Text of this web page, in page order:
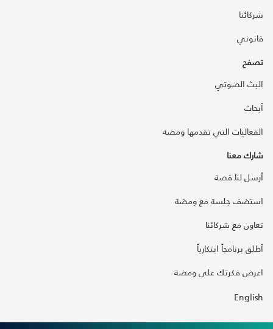
شركائنا
قانوني
تصفح
البث الصوتي
أبحاث
الفعاليات التي تقدمها ومضة
شارك معنا
أرسل لنا قصة
استضف جلسة مع ومضة
تعاون مع شركائنا
أطلق برنامجاً ابتكارياً
اعرض فكرتك على ومضة
English